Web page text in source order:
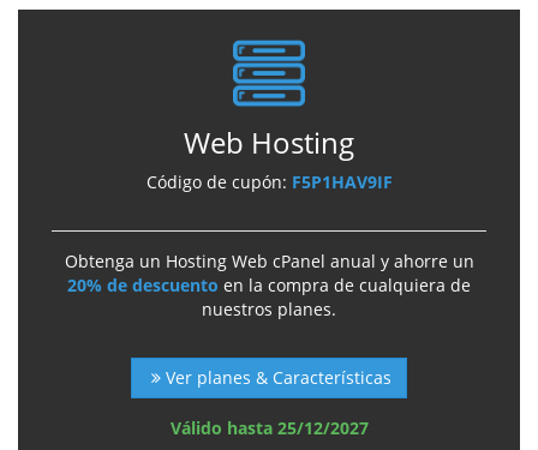
Web Hosting
Código de cupón: F5P1HAV9IF
Obtenga un Hosting Web cPanel anual y ahorre un
20% de descuento en la compra de cualquiera de
nuestros planes.
Ver planes & Características
Válido hasta 25/12/2027